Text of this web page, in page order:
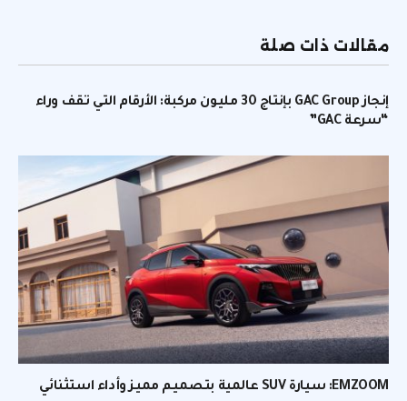
مقالات ذات صلة
إنجاز GAC Group بإنتاج 30 مليون مركبة: الأرقام التي تقف وراء
“سرعة GAC”
EMZOOM: سيارة SUV عالمية بتصميم مميز وأداء استثنائي